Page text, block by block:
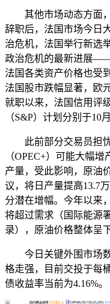
其他市场动态方面
辞职后，法国市场今日
治危机，法国举行新选
政治危机的最新进展——
法国各类资产价格也受
法国股市跌幅显著，欧
就职以来，法国信用评
（S&P）计划分别于10
此前部分交易员担
（OPEC+）可能大幅
产量，受此影响，原油
议，将日产量提高13.7
分潜在增幅。今年以来
将超过需求（国际能源
录），原油价格整体呈
今日关键外围市场
格走强，目前交投于每
债收益率当前为4.16%。